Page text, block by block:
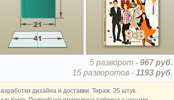
5 разворот - 967 руб.
15 разворотов - 1193 руб.
дизайна и доставки. Тираж: 25 штук.